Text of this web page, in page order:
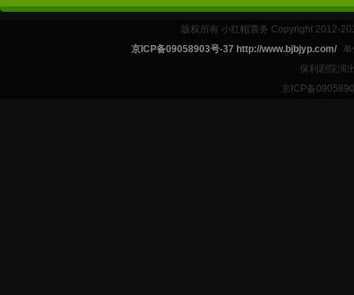
版权所有 小红帽票务 Copyright 2012-
京ICP备09058903号-37 http://www.bjbjyp.com/
保利剧院演
京ICP备